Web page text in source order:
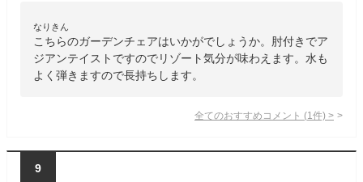
なりきん
こちらのガーデンチェアはいかがでしょうか。肘付きでア
ジアンテイストですのでリゾート気分が味わえます。水も
よく弾きますので長持ちします。
全てのおすすめコメント (1 件) >
9